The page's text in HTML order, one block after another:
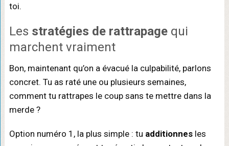
toi.
Les stratégies de rattrapagequi
marchent vraiment
Bon, maintenant qu’on a évacué la culpabilité, parlons
concret. Tu as raté une ou plusieurs semaines,
comment tu rattrapes le coup sans te mettre dans la
merde ?
Option numéro 1, la plus simple : tu additionnesles